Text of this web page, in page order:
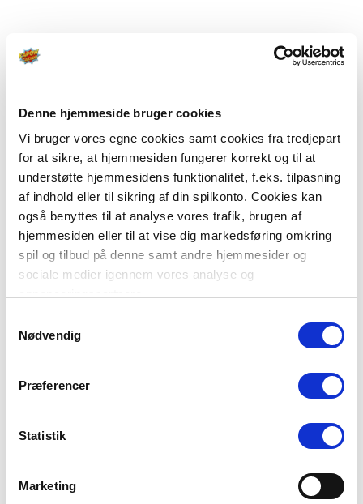
Denne hjemmeside bruger cookies
Vi bruger vores egne cookies samt cookies fra tredjepart
for at sikre, at hjemmesiden fungerer korrekt og til at
understøtte hjemmesidens funktionalitet, f.eks. tilpasning
af indhold eller til sikring af din spilkonto. Cookies kan
også benyttes til at analyse vores trafik, brugen af
hjemmesiden eller til at vise dig markedsføring omkring
spil og tilbud på denne samt andre hjemmesider og
sociale medier igennem vores analyse og
Du kan læse mere om vores brug af cookies under
"Detaljer" eller ved at klikke videre til vores Cookiepolitik,
Nødvendig
Præferencer
Statistik
Marketing